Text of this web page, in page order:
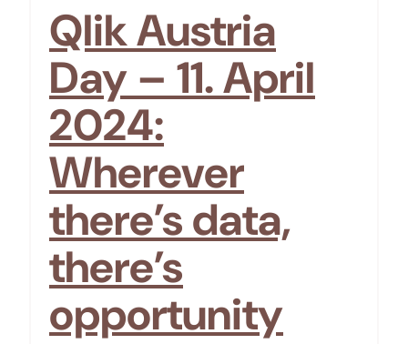
Qlik Austria
Day – 11. April
2024:
Wherever
there’s data,
there’s
opportunity